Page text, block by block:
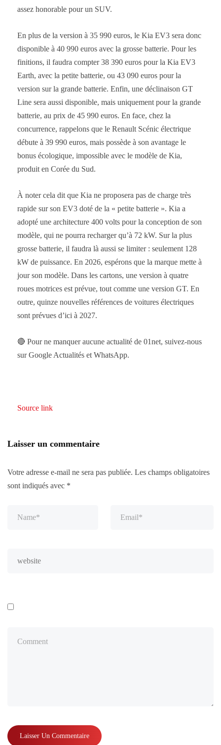
assez honorable pour un SUV.
En plus de la version à 35 990 euros, le Kia EV3 sera donc
disponible à 40 990 euros avec la grosse batterie. Pour les
finitions, il faudra compter 38 390 euros pour la Kia EV3
Earth, avec la petite batterie, ou 43 090 euros pour la
version sur la grande batterie. Enfin, une déclinaison GT
Line sera aussi disponible, mais uniquement pour la grande
batterie, au prix de 45 990 euros. En face, chez la
concurrence, rappelons que le Renault Scénic électrique
débute à 39 990 euros, mais possède à son avantage le
bonus écologique, impossible avec le modèle de Kia,
produit en Corée du Sud.
À noter cela dit que Kia ne proposera pas de charge très
rapide sur son EV3 doté de la « petite batterie ». Kia a
adopté une architecture 400 volts pour la conception de son
modèle, qui ne pourra recharger qu’à 72 kW. Sur la plus
grosse batterie, il faudra là aussi se limiter : seulement 128
kW de puissance. En 2026, espérons que la marque mette à
jour son modèle. Dans les cartons, une version à quatre
roues motrices est prévue, tout comme une version GT. En
outre, quinze nouvelles références de voitures électriques
sont prévues d’ici à 2027.
🔴 Pour ne manquer aucune actualité de 01net, suivez-nous
sur Google Actualités et WhatsApp.
Source link
Laisser un commentaire
Votre adresse e-mail ne sera pas publiée. Les champs obligatoires
sont indiqués avec *